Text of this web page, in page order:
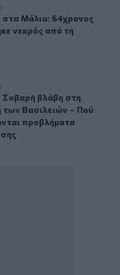
ανασύρθηκε νεκρός
στα Μάλια: 64χρονος
στα Μάλια: 64χρονος
νεκρός από τη
των
Σοβαρή βλάβη στη
Σοβαρή βλάβη στη
των Βασιλειών – Πού
προβλήματα